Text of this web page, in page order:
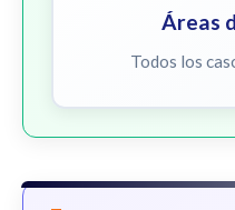
Áreas
Todos los